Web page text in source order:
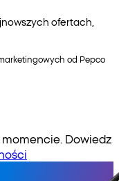
ofertach,
od Pepco
Dowiedz